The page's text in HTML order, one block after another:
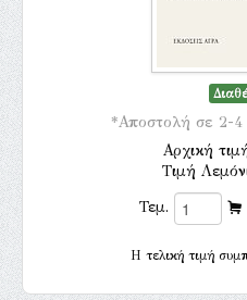
*Αποστολή σε 2-
Αρχική
Τιμή
Τεμ.
H τελική τιμή